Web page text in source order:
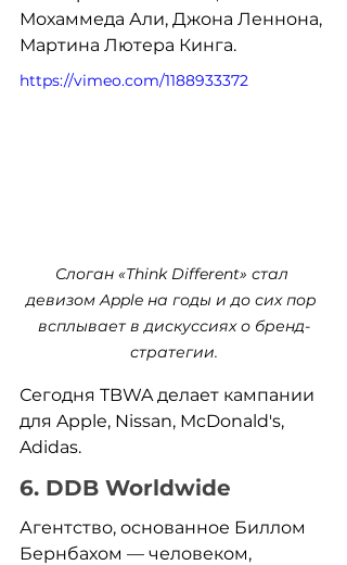
Мохаммеда Али, Джона Леннона,
Мартина Лютера Кинга.
https://vimeo.com/1188933372
Слоган «Think Different» стал
девизом Apple на годы и до сих пор
всплывает в дискуссиях о бренд-
стратегии.
Сегодня TBWA делает кампании
для Apple, Nissan, McDonald's,
Adidas.
6. DDB Worldwide
Агентство, основанное Биллом
Бернбахом — человеком,